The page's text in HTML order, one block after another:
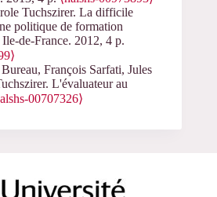
Tuchszirer. La difficile
politique de formation
de-France. 2012, 4 p.
François Sarfati, Jules
L'évaluateur au
00707326⟩